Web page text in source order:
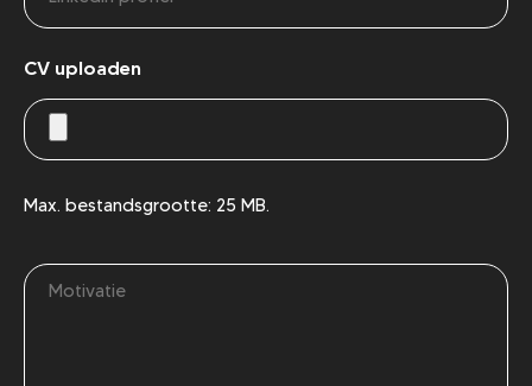
CV uploaden
Max. bestandsgrootte: 25 MB.
Bericht